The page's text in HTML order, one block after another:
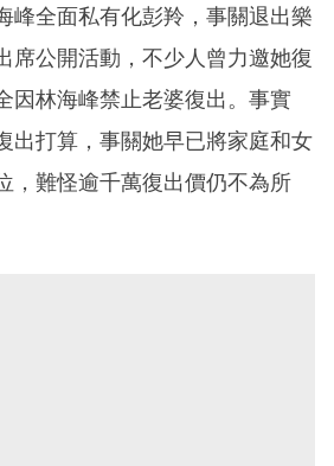
峰全面私有化彭羚，事關退出樂
席公開活動，不少人曾力邀她復
因林海峰禁止老婆復出。事實
出打算，事關她早已將家庭和女
，難怪逾千萬復出價仍不為所